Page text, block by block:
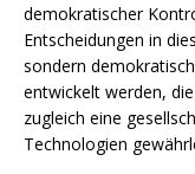
demokratischer
Entscheidungen in
sondern
entwickelt werden,
zugleich eine
Technologien